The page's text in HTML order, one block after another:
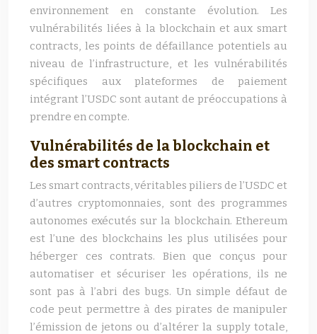
environnement en constante évolution. Les
vulnérabilités liées à la blockchain et aux smart
contracts, les points de défaillance potentiels au
niveau de l’infrastructure, et les vulnérabilités
spécifiques aux plateformes de paiement
intégrant l’USDC sont autant de préoccupations à
prendre en compte.
Vulnérabilités de la blockchain et
des smart contracts
Les smart contracts, véritables piliers de l’USDC et
d’autres cryptomonnaies, sont des programmes
autonomes exécutés sur la blockchain. Ethereum
est l’une des blockchains les plus utilisées pour
héberger ces contrats. Bien que conçus pour
automatiser et sécuriser les opérations, ils ne
sont pas à l’abri des bugs. Un simple défaut de
code peut permettre à des pirates de manipuler
l’émission de jetons ou d’altérer la supply totale,